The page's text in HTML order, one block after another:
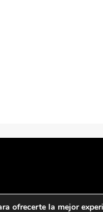
ofrecerte la mejor